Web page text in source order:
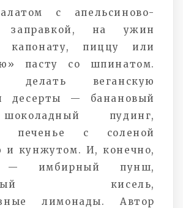
с апельсиново-
заправкой, на ужин
капонату, пиццу или
пасту со шпинатом.
делать веганскую
десерты — банановый
пудинг,
печенье с соленой
и кунжутом. И, конечно,
— имбирный пунш,
кисель,
лимонады. Автор